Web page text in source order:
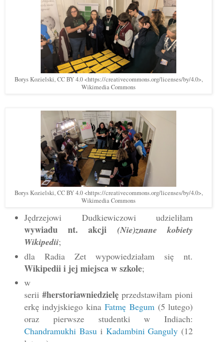
Borys Kozielski, CC BY 4.0 <https://creativecommons.org/licenses/by/4.0>,
Wikimedia Commons
Borys Kozielski, CC BY 4.0 <https://creativecommons.org/licenses/by/4.0>,
Wikimedia Commons
Jędrzejowi Dudkiewiczowi udzieliłam
wywiadu nt. akcji(Nie)znane kobiety
Wikipedii;
dla Radia Zet wypowiedziałam się nt.
Wikipedii i jej miejsca w szkole;
w
serii #herstoriawniedzielęprzedstawiłam pioni
erkę indyjskiego kina Fatmę Begum(5 lutego)
oraz pierwsze studentki w Indiach:
Chandramukhi Basui Kadambini Ganguly (12